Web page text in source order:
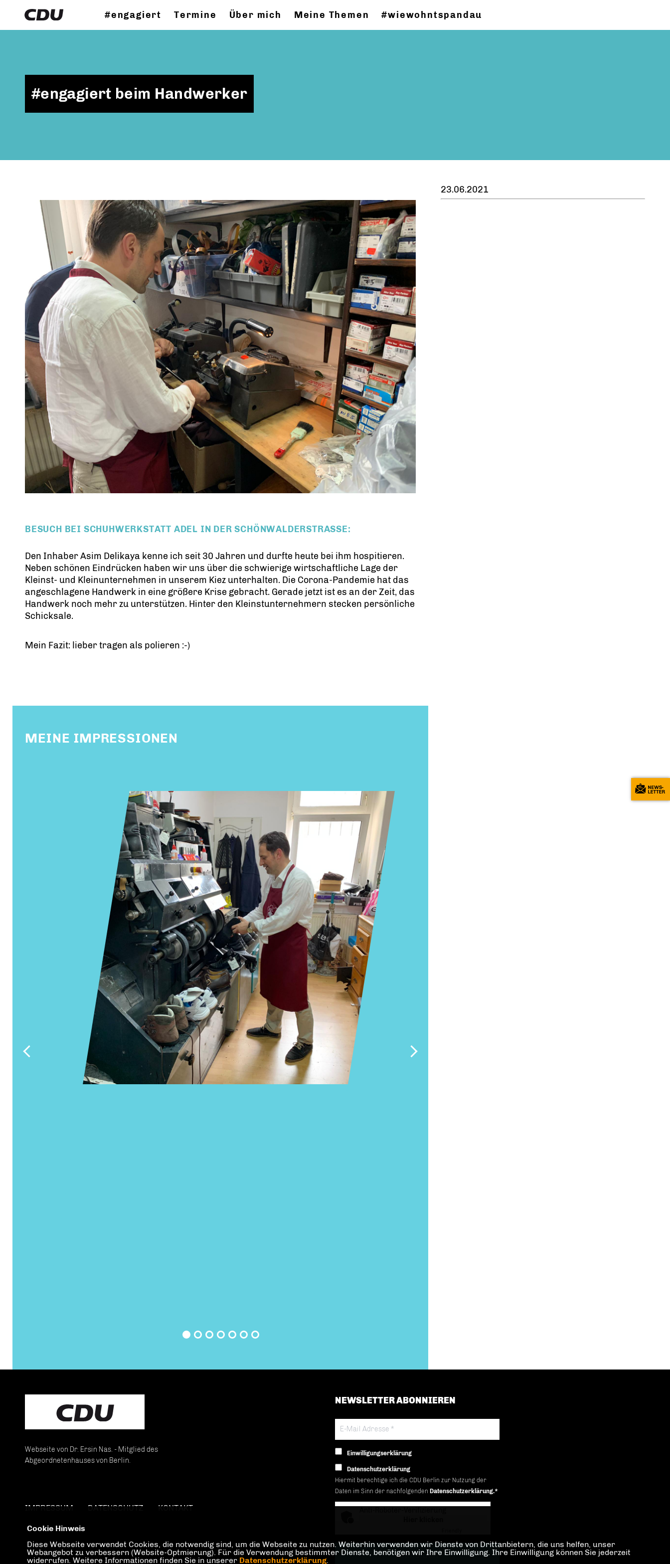
#engagiert Termine Über mich Meine Themen #wiewohntspandau
#engagiert beim Handwerker
BESUCH BEI SCHUHWERKSTATT ADEL IN DER SCHÖNWALDERSTRASSE:
Den Inhaber Asim Delikaya kenne ich seit 30 Jahren und durfte heute bei ihm hospitieren.
Neben schönen Eindrücken haben wir uns über die schwierige wirtschaftliche Lage der
Kleinst- und Kleinunternehmen in unserem Kiez unterhalten. Die Corona-Pandemie hat das
angeschlagene Handwerk in eine größere Krise gebracht. Gerade jetzt ist es an der Zeit, das
Handwerk noch mehr zu unterstützen. Hinter den Kleinstunternehmern stecken persönliche
Schicksale.
Mein Fazit: lieber tragen als polieren :-)
MEINE IMPRESSIONEN
23.06.2021
Webseite von Dr. Ersin Nas. - Mitglied des
Abgeordnetenhauses von Berlin.
IMPRESSUM DATENSCHUTZ KONTAKT
NEWSLETTER ABONNIEREN
Einwilligungserklärung
Datenschutzerklärung
Hiermit berechtige ich die CDU Berlin zur Nutzung der
Daten im Sinn der nachfolgenden Datenschutzerklärung.*
Cookie Hinweis
Diese Webseite verwendet Cookies, die notwendig sind, um die Webseite zu nutzen. Weiterhin verwenden wir Dienste von Drittanbietern, die uns helfen, unser
Webangebot zu verbessern (Website-Optmierung). Für die Verwendung bestimmter Dienste, benötigen wir Ihre Einwilligung. Ihre Einwilligung können Sie jederzeit
widerrufen. Weitere Informationen finden Sie in unserer Datenschutzerklärung.